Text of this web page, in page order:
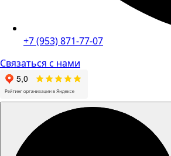
+7 (953) 871-77-07
Связаться с нами